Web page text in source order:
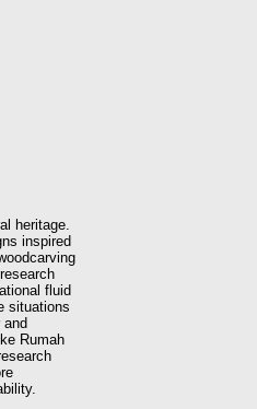
heritage.
inspired
fluid
situations
Rumah